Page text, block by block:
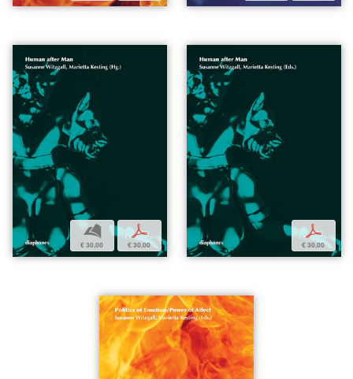
b
€ 30,00
p
€ 30,00
p
€ 30,00